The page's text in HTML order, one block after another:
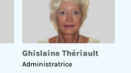
GÉNÉRATION
Ghislaine Thériault
Administratrice